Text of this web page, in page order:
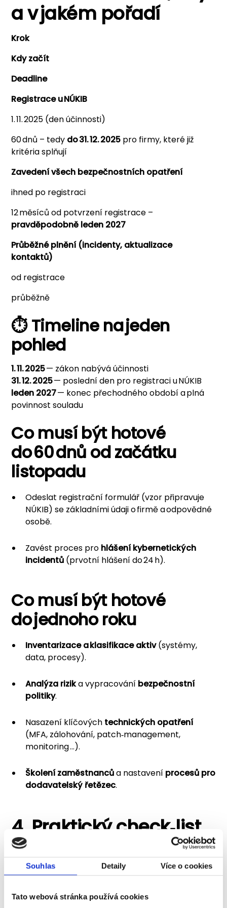
Souhlas Detaily Více o cookies
Tato webová stránka používá cookies
a v jakém pořadí
Krok
Kdy začít
Deadline
Registrace u NÚKIB
1. 11. 2025 (den účinnosti)
60 dnů – tedy do 31. 12. 2025 pro firmy, které již
kritéria splňují
Zavedení všech bezpečnostních opatření
ihned po registraci
12 měsíců od potvrzení registrace –
pravděpodobně leden 2027
Průběžné plnění (incidenty, aktualizace
kontaktů)
od registrace
průběžně
⏱️ Timeline na jeden
pohled
1. 11. 2025— zákon nabývá účinnosti
31. 12. 2025— poslední den pro registraci u NÚKIB
leden 2027— konec přechodného období a plná
povinnost souladu
Co musí být hotové
do 60 dnů od začátku
listopadu
Odeslat registrační formulář (vzor připravuje
NÚKIB) se základními údaji o firmě a odpovědné
osobě.
Zavést proces pro hlášení kybernetických
incidentů (prvotní hlášení do 24 h).
Co musí být hotové
do jednoho roku
Inventarizace a klasifikace aktiv(systémy,
data, procesy).
Analýza rizika vypracování bezpečnostní
politiky.
Nasazení klíčových technických opatření
(MFA, zálohování, patch‑management,
monitoring …).
Školení zaměstnancůa nastavení procesů pro
dodavatelský řetězec.
4. Praktický check‑list
„bez byrokracie“ –
a jak vám s tím
pomůže